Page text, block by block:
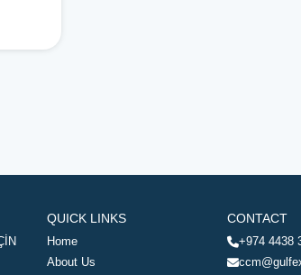
QUICK LINKS
Home
About Us
CONTACT
+974 4438